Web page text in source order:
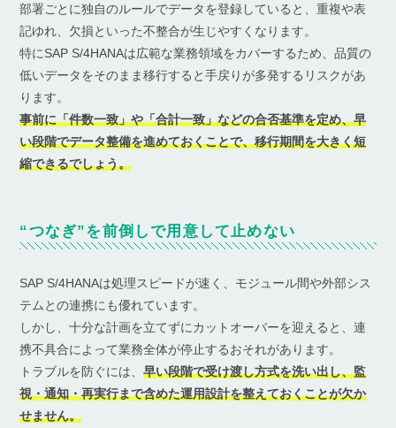
部署ごとに独自のルールでデータを登録していると、重複や表
記ゆれ、欠損といった不整合が生じやすくなります。
特にSAP S/4HANAは広範な業務領域をカバーするため、品質の
低いデータをそのまま移行すると手戻りが多発するリスクがあ
ります。
事前に「件数一致」や「合計一致」などの合否基準を定め、早
い段階でデータ整備を進めておくことで、移行期間を大きく短
縮できるでしょう。
“つなぎ”を前倒しで用意して止めない
SAP S/4HANAは処理スピードが速く、モジュール間や外部シス
テムとの連携にも優れています。
しかし、十分な計画を立てずにカットオーバーを迎えると、連
携不具合によって業務全体が停止するおそれがあります。
トラブルを防ぐには、早い段階で受け渡し方式を洗い出し、監
視・通知・再実行まで含めた運用設計を整えておくことが欠か
せません。